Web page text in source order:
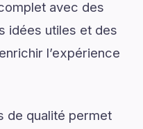
avec des
idées utiles et des
l’expérience
de qualité permet